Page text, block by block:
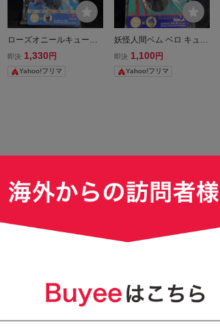
ローズオニールキューピ
ー 秘密戦隊ゴレンジャー
ョン ストラップ 価格相
即決 1,330円
Yahoo!フリマ
妖怪人間ベム ベロ キュー
ジョン ストラップ ローズ
格交渉ok
即決 1,100円
Yahoo!フリマ